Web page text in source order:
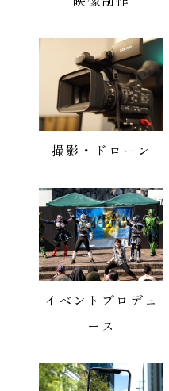
撮影・ドローン
イベントプロデュ
ース